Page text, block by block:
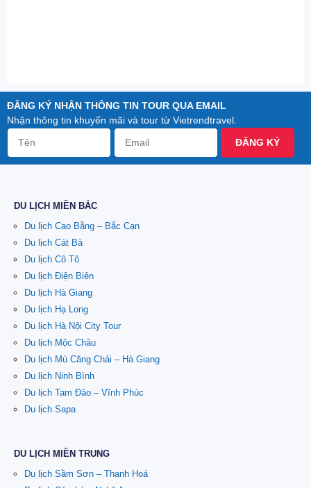
ĐĂNG KÝ NHẬN THÔNG TIN TOUR QUA EMAIL
Nhận thông tin khuyến mãi và tour từ Vietrendtravel.
ĐĂNG KÝ
DU LỊCH MIỀN BẮC
Du lịch Cao Bằng – Bắc Cạn
Du lịch Cát Bà
Du lịch Cô Tô
Du lịch Điện Biên
Du lịch Hà Giang
Du lịch Hạ Long
Du lịch Hà Nội City Tour
Du lịch Mộc Châu
Du lịch Mù Căng Chải – Hà Giang
Du lịch Ninh Bình
Du lịch Tam Đảo – Vĩnh Phúc
Du lịch Sapa
DU LỊCH MIỀN TRUNG
Du lịch Sầm Sơn – Thanh Hoá